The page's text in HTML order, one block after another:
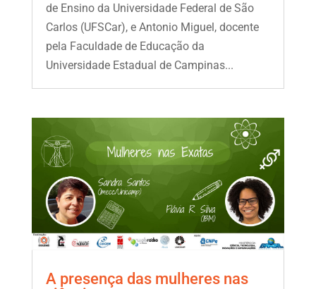
de Ensino da Universidade Federal de São
Carlos (UFSCar), e Antonio Miguel, docente
pela Faculdade de Educação da
Universidade Estadual de Campinas...
A presença das mulheres nas